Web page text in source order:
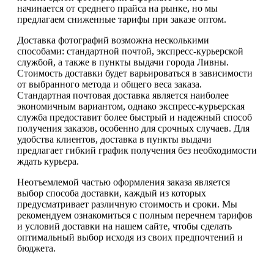
начинается от среднего прайса на рынке, но мы
предлагаем сниженные тарифы при заказе оптом.
Доставка фотографий возможна несколькими
способами: стандартной почтой, экспресс-курьерской
службой, а также в пункты выдачи города Ливны.
Стоимость доставки будет варьироваться в зависимости
от выбранного метода и общего веса заказа.
Стандартная почтовая доставка является наиболее
экономичным вариантом, однако экспресс-курьерская
служба предоставит более быстрый и надежный способ
получения заказов, особенно для срочных случаев. Для
удобства клиентов, доставка в пункты выдачи
предлагает гибкий график получения без необходимости
ждать курьера.
Неотъемлемой частью оформления заказа является
выбор способа доставки, каждый из которых
предусматривает различную стоимость и сроки. Мы
рекомендуем ознакомиться с полным перечнем тарифов
и условий доставки на нашем сайте, чтобы сделать
оптимальный выбор исходя из своих предпочтений и
бюджета.